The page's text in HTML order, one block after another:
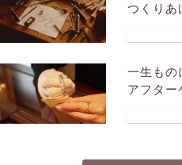
つくりあ
一生もの
アフター